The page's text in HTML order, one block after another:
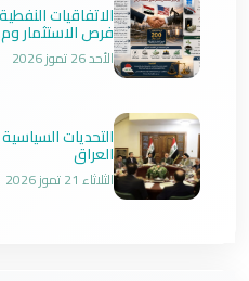
الاتفاقيات
فرص الاستثمار
الأحد 26 تموز 2026
التحديات
العراق
الثلاثاء 21 تموز 2026